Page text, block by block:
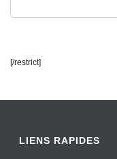
[/restrict]
LIENS RAPIDES